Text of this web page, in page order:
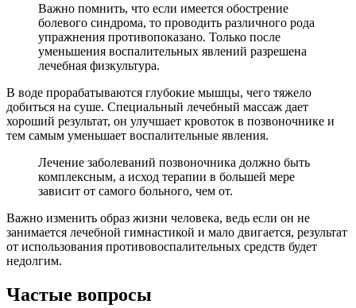
Важно помнить, что если имеется обострение
болевого синдрома, то проводить различного рода
упражнения противопоказано. Только после
уменьшения воспалительных явлений разрешена
лечебная физкультура.
В воде прорабатываются глубокие мышцы, чего тяжело
добиться на суше. Специальный лечебный массаж дает
хороший результат, он улучшает кровоток в позвоночнике и
тем самым уменьшает воспалительные явления.
Лечение заболеваний позвоночника должно быть
комплексным, а исход терапии в большей мере
зависит от самого больного, чем от.
Важно изменить образ жизни человека, ведь если он не
занимается лечебной гимнастикой и мало двигается, результат
от использования противовоспалительных средств будет
недолгим.
Частые вопросы